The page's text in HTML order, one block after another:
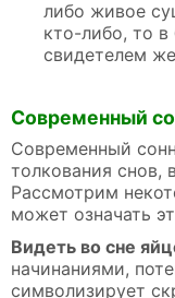
либо живое
кто-либо, то
свидетелем
Современный
Современный
толкования снов,
Рассмотрим
может означать
Видеть во сне
начинаниями,
символизирует